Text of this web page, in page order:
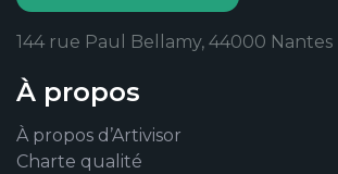
144 rue Paul Bellamy, 44000 Nantes
À propos
À propos d’Artivisor
Charte qualité